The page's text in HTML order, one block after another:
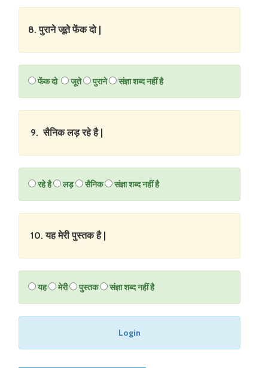
8. पुराने जूते फेंक दो |
फेंक दो जूते पुराने संज्ञा शब्द नहीं है
9. सैनिक लड़ रहे है |
रहे है लड़ सैनिक संज्ञा शब्द नहीं है
10. यह मेरी पुस्तक है |
यह मेरी पुस्तक संज्ञा शब्द नहीं है
Login